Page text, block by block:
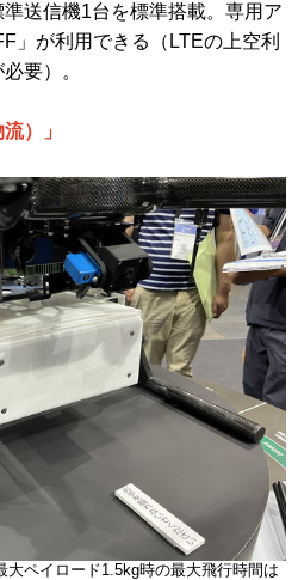
送信機1台を標準搭載。専用ア
」が利用できる（LTEの上空利
要）。
）」
ペイロード1.5kg時の最大飛行時間は